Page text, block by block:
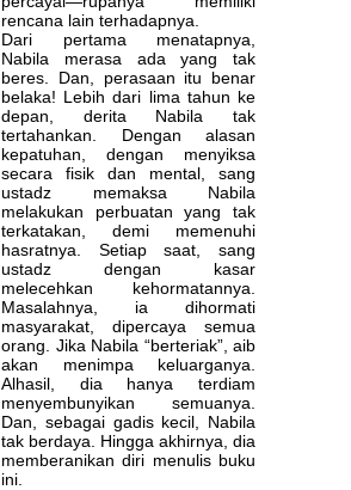
rencana lain terhadapnya.
Dari pertama menatapnya,
Nabila merasa ada yang tak
beres. Dan, perasaan itu benar
belaka! Lebih dari lima tahun ke
depan, derita Nabila tak
tertahankan. Dengan alasan
kepatuhan, dengan menyiksa
secara fisik dan mental, sang
ustadz memaksa Nabila
melakukan perbuatan yang tak
terkatakan, demi memenuhi
hasratnya. Setiap saat, sang
ustadz dengan kasar
melecehkan kehormatannya.
Masalahnya, ia dihormati
masyarakat, dipercaya semua
orang. Jika Nabila “berteriak”, aib
akan menimpa keluarganya.
Alhasil, dia hanya terdiam
menyembunyikan semuanya.
Dan, sebagai gadis kecil, Nabila
tak berdaya. Hingga akhirnya, dia
memberanikan diri menulis buku
ini.